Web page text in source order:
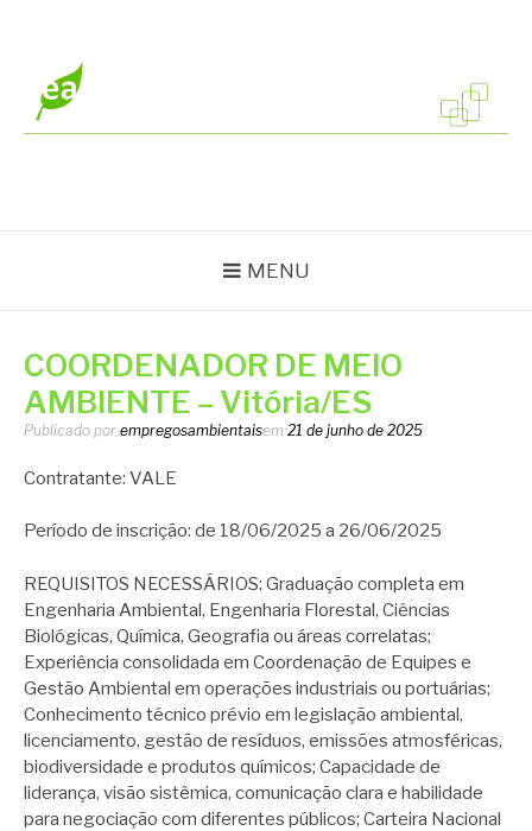
conteúdo
MENU
COORDENADOR DE MEIO
AMBIENTE – Vitória/ES
Publicado por empregosambientaisem 21 de junho de 2025
Contratante: VALE
Período de inscrição: de 18/06/2025 a 26/06/2025
REQUISITOS NECESSÁRIOS: Graduação completa em
Engenharia Ambiental, Engenharia Florestal, Ciências
Biológicas, Química, Geografia ou áreas correlatas;
Experiência consolidada em Coordenação de Equipes e
Gestão Ambiental em operações industriais ou portuárias;
Conhecimento técnico prévio em legislação ambiental,
licenciamento, gestão de resíduos, emissões atmosféricas,
biodiversidade e produtos químicos; Capacidade de
liderança, visão sistêmica, comunicação clara e habilidade
para negociação com diferentes públicos; Carteira Nacional